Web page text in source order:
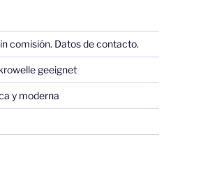
comisión. Datos de contacto.
geeignet
y moderna